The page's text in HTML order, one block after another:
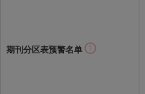
期刊分区表预警名单